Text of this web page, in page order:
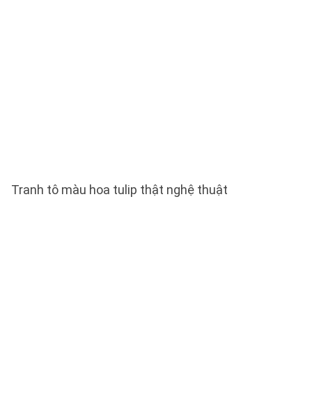
Tranh tô màu hoa tulip thật nghệ thuật